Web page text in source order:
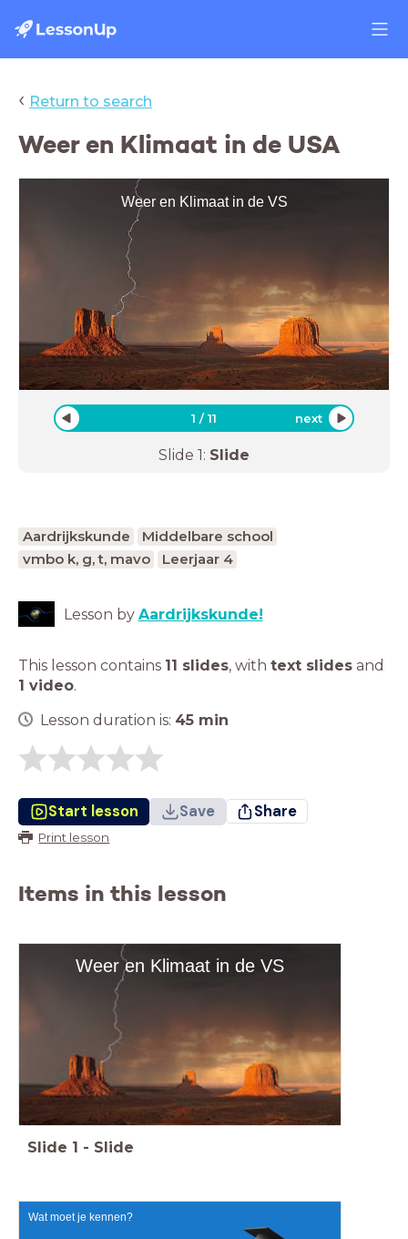
‹ Return to search
Weer en Klimaat in de USA
Weer en Klimaat in de VS
1 /11 next
Slide 1: Slide
Aardrijkskunde
Middelbare school
vmbo k, g, t, mavo
Leerjaar 4
Lesson by Aardrijkskunde!
This lesson contains 11 slides, with text slides and
1 video.
Lesson duration is: 45 min
Start lesson Save Share
Print lesson
Items in this lesson
Weer en Klimaat in de VS
Slide 1 - Slide
Wat moet je kennen?